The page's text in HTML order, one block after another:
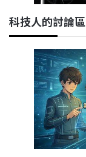
科技人的討論區